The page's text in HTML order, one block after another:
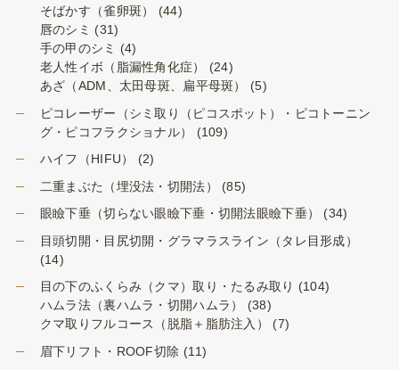
そばかす（雀卵斑）
(44)
唇のシミ (31)
手の甲のシミ
(4)
老人性イボ（脂漏性角化症）
(24)
あざ（ADM、太田母斑、扁平母斑）
(5)
ピコレーザー（シミ取り（ピコスポット）・ピコトーニン
グ・ピコフラクショナル）
(109)
ハイフ（HIFU）
(2)
二重まぶた（埋没法・切開法）
(85)
眼瞼下垂（切らない眼瞼下垂・切開法眼瞼下垂）
(34)
目頭切開・目尻切開・グラマラスライン（タレ目形成）
(14)
目の下のふくらみ（クマ）取り・たるみ取り (104)
ハムラ法（裏ハムラ・切開ハムラ）
(38)
クマ取りフルコース（脱脂＋脂肪注入）
(7)
眉下リフト・ROOF切除 (11)